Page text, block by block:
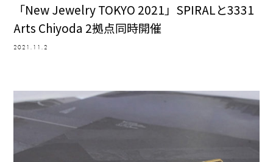
「New Jewelry TOKYO 2021」SPIRALと3331
Arts Chiyoda 2拠点同時開催
2021.11.2